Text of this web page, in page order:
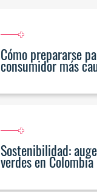
Cómo prepararse
consumidor más
Sostenibilidad:
verdes en Colombia